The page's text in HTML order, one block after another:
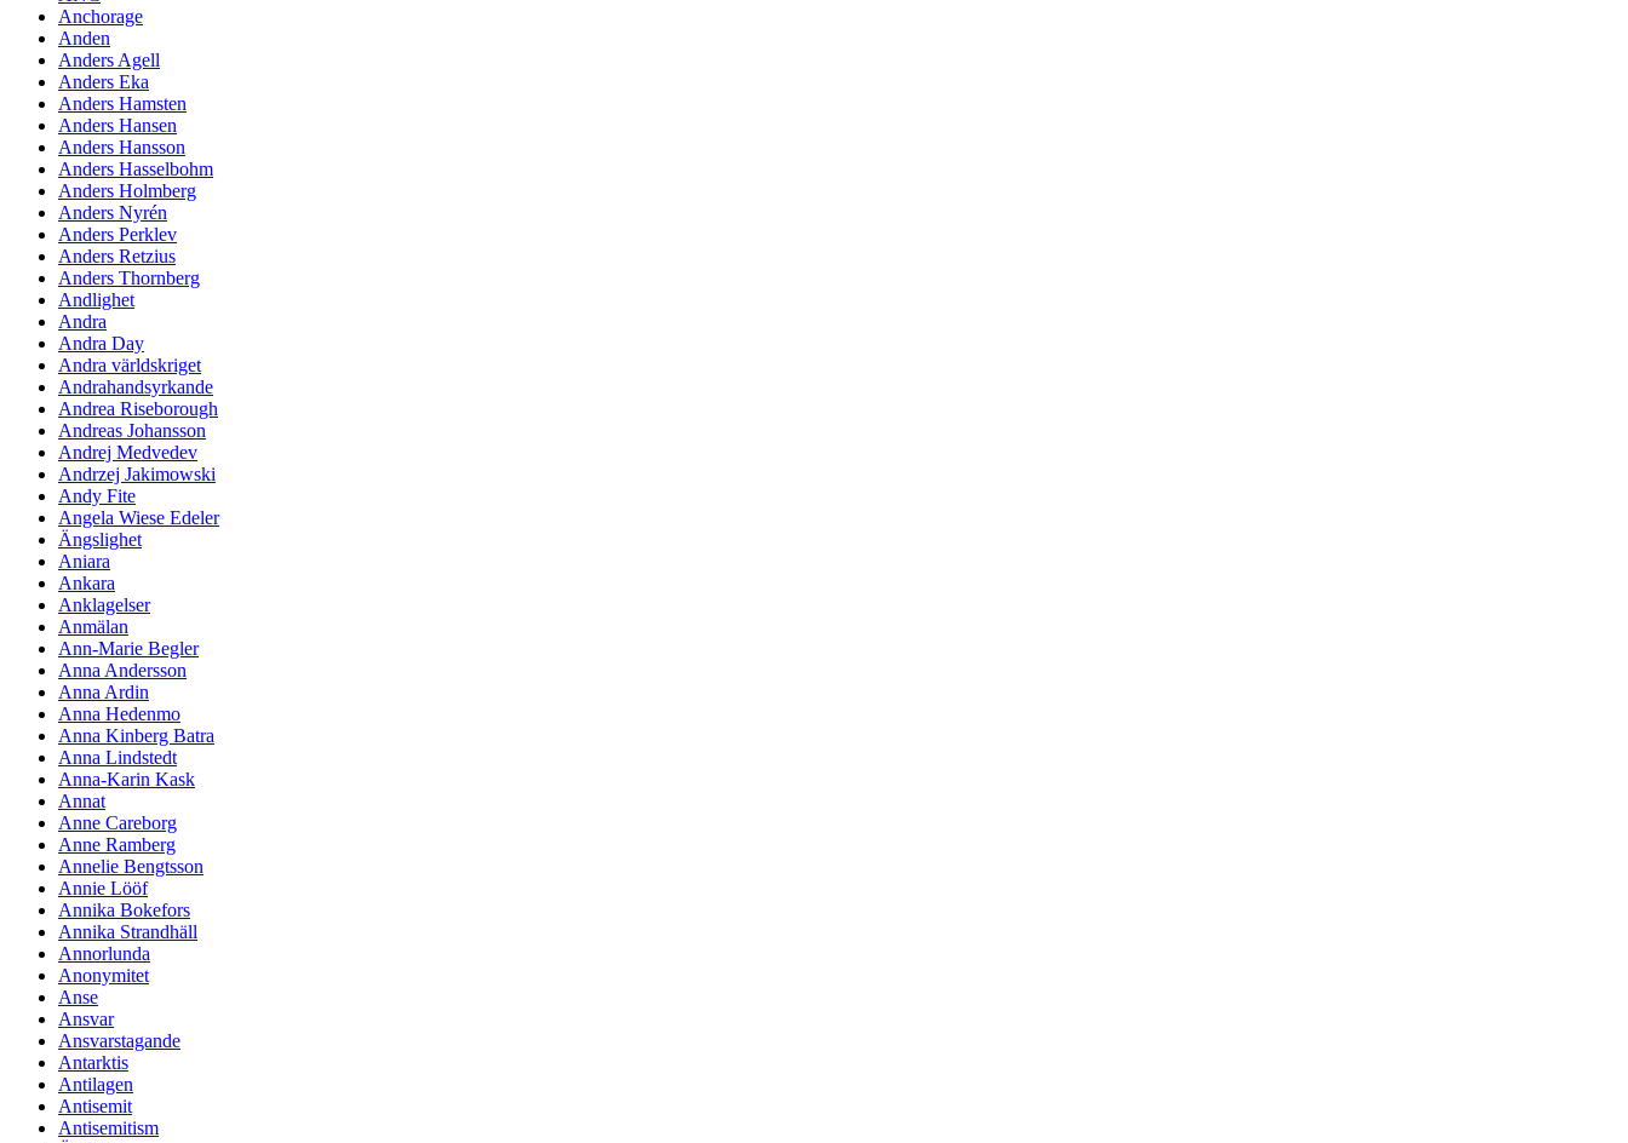
Anchorage
Anden
Anders Agell
Anders Eka
Anders Hamsten
Anders Hansen
Anders Hansson
Anders Hasselbohm
Anders Holmberg
Anders Nyrén
Anders Perklev
Anders Retzius
Anders Thornberg
Andlighet
Andra
Andra Day
Andra världskriget
Andrahandsyrkande
Andrea Riseborough
Andreas Johansson
Andrej Medvedev
Andrzej Jakimowski
Andy Fite
Angela Wiese Edeler
Ängslighet
Aniara
Ankara
Anklagelser
Anmälan
Ann-Marie Begler
Anna Andersson
Anna Ardin
Anna Hedenmo
Anna Kinberg Batra
Anna Lindstedt
Anna-Karin Kask
Annat
Anne Careborg
Anne Ramberg
Annelie Bengtsson
Annie Lööf
Annika Bokefors
Annika Strandhäll
Annorlunda
Anonymitet
Anse
Ansvar
Ansvarstagande
Antarktis
Antilagen
Antisemit
Antisemitism